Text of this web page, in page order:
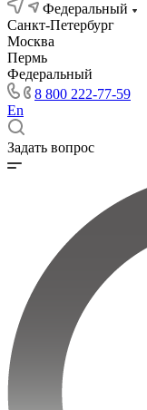
Федеральный
Санкт-Петербург
Москва
Пермь
Федеральный
8 800 222-77-59
En
Задать вопрос